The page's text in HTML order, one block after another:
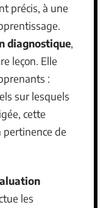
précis, à une
diagnostique,
leçon. Elle
:
sur lesquels
cette
de
les